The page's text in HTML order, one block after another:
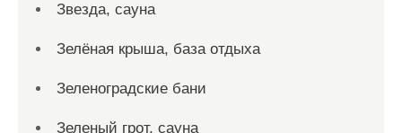
Звезда, сауна
Зелёная крыша, база отдыха
Зеленоградские бани
Зеленый грот, сауна